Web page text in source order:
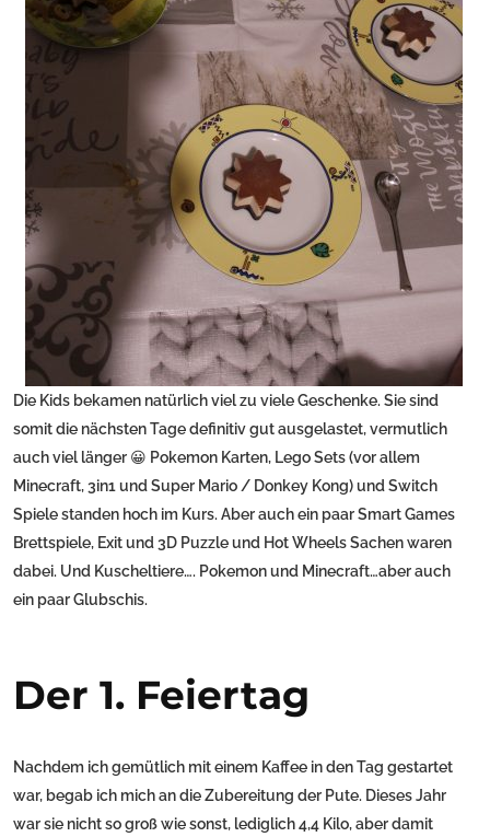
Die Kids bekamen natürlich viel zu viele Geschenke. Sie sind
somit die nächsten Tage definitiv gut ausgelastet, vermutlich
auch viel länger 😀 Pokemon Karten, Lego Sets (vor allem
Minecraft, 3in1 und Super Mario / Donkey Kong) und Switch
Spiele standen hoch im Kurs. Aber auch ein paar Smart Games
Brettspiele, Exit und 3D Puzzle und Hot Wheels Sachen waren
dabei. Und Kuscheltiere…. Pokemon und Minecraft…aber auch
ein paar Glubschis.
Der 1. Feiertag
Nachdem ich gemütlich mit einem Kaffee in den Tag gestartet
war, begab ich mich an die Zubereitung der Pute. Dieses Jahr
war sie nicht so groß wie sonst, lediglich 4,4 Kilo, aber damit